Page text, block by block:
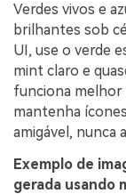
Verdes vivos e
brilhantes sob
UI, use o verde
mint claro e
funciona melhor
mantenha
amigável, nunca
Exemplo de
gerada usando